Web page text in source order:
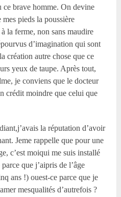
ce brave homme. On devine
mes pieds la poussière
la ferme, non sans maudire
d’imagination qui sont
création autre chose que ce
yeux de taupe. Après tout,
je conviens que le docteur
crédit moindre que celui que
la réputation d’avoir
Jeme rappelle que pour une
c’est moiqui me suis installé
que j’aipris de l’âge
ans !) ouest-ce parce que je
mesqualités d’autrefois ?